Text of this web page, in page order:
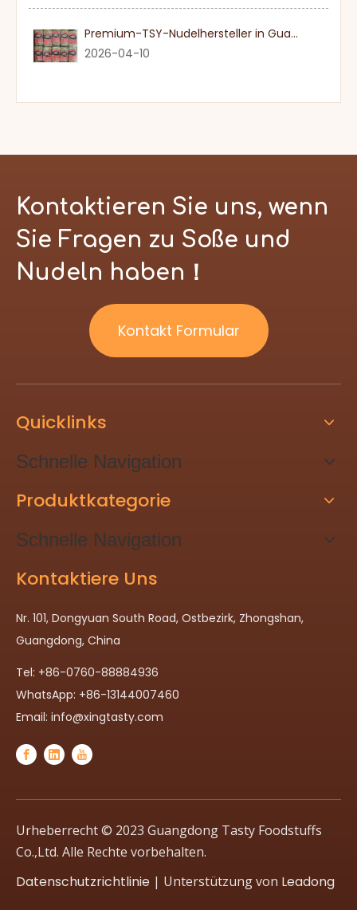
Premium-TSY-Nudelhersteller in Guangdong
2026-04-10
Kontaktieren Sie uns, wenn
Sie Fragen zu Soße und
Nudeln haben！
Kontakt Formular
Quicklinks
Schnelle Navigation
Produktkategorie
Schnelle Navigation
Kontaktiere Uns
Nr. 101, Dongyuan South Road, Ostbezirk, Zhongshan,
Guangdong, China
Tel: +86-0760-88884936
WhatsApp: +86-13144007460
Email: info@xingtasty.com
Urheberrecht © 2023 Guangdong Tasty Foodstuffs
Co.,Ltd. Alle Rechte vorbehalten.
Datenschutzrichtlinie | Unterstützung von Leadong